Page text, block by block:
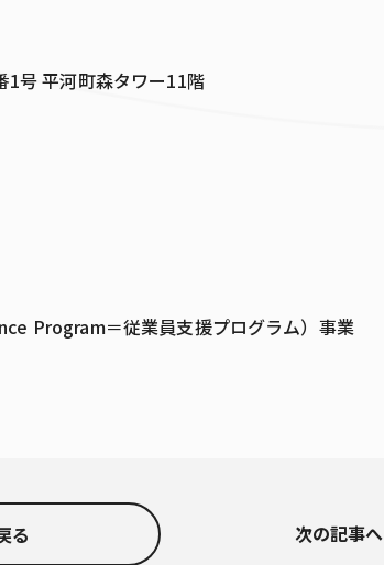
号 平河町森タワー11階
＝従業員支援プログラム）事業
次の記事へ
る